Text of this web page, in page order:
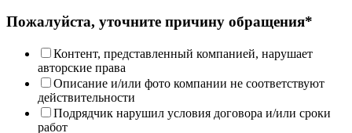
Пожалуйста, уточните причину обращения*
Контент, представленный компанией, нарушает
авторские права
Описание и/или фото компании не соответствуют
действительности
Подрядчик нарушил условия договора и/или сроки
работ